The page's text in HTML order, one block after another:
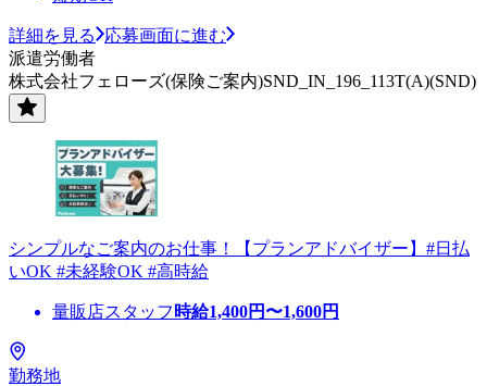
詳細を見る
応募画面に進む
派遣労働者
株式会社フェローズ(保険ご案内)SND_IN_196_113T(A)(SND)
シンプルなご案内のお仕事！【プランアドバイザー】#日払
いOK #未経験OK #高時給
量販店スタッフ 時給1,400円〜1,600円
勤務地